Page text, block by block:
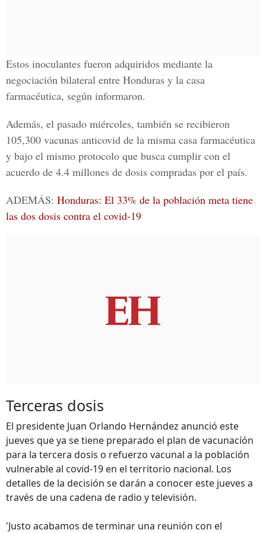
Estos inoculantes fueron adquiridos mediante la
negociación bilateral entre Honduras y la casa
farmacéutica, según informaron.
Además, el pasado miércoles, también se recibieron
105,300 vacunas anticovid de la misma casa farmacéutica
y bajo el mismo protocolo que busca cumplir con el
acuerdo de 4.4 millones de dosis compradas por el país.
ADEMÁS: Honduras: El 33% de la población meta tiene
las dos dosis contra el covid-19
Terceras dosis
El presidente Juan Orlando Hernández anunció este
jueves que ya se tiene preparado el plan de vacunacíón
para la tercera dosis o refuerzo vacunal a la población
vulnerable al covid-19 en el territorio nacional. Los
detalles de la decisión se darán a conocer este jueves a
través de una cadena de radio y televisión.
'Justo acabamos de terminar una reunión con el